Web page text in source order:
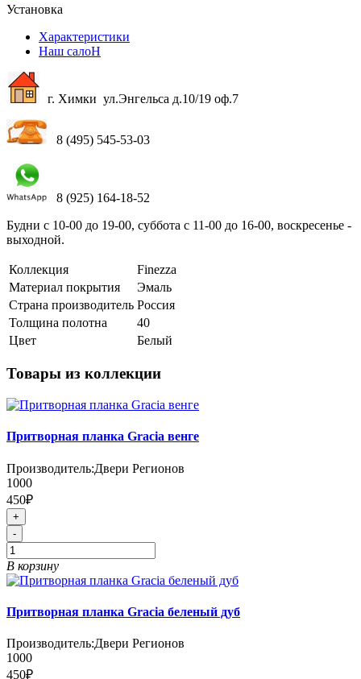
Установка
Характеристики
Наш салоН
г. Химки ул.Энгельса д.10/19 оф.7
8 (495) 545-53-03
8 (925) 164-18-52
Будни с 10-00 до 19-00, суббота с 11-00 до 16-00, воскресенье -
выходной.
Коллекция
Finezza
Материал покрытия
Эмаль
Страна производитель Россия
Толщина полотна
40
Цвет
Белый
Товары из коллекции
Притворная планка Gracia венге
Производитель:Двери Регионов
1000
450₽
+
-
В корзину
Притворная планка Gracia беленый дуб
Производитель:Двери Регионов
1000
450₽